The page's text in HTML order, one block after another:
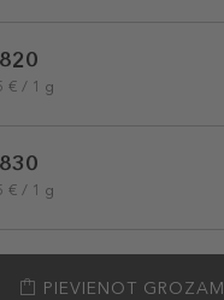
€ / 1 g
€ / 1 g
PIEVIENOT GROZAM